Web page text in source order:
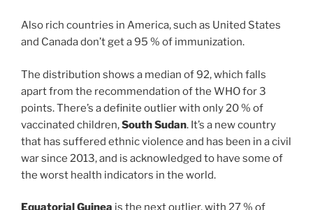
Also rich countries in America, such as United States
and Canada don’t get a 95 % of immunization.
The distribution shows a median of 92, which falls
apart from the recommendation of the WHO for 3
points. There’s a definite outlier with only 20 % of
vaccinated children,South Sudan. It’s a new country
that has suffered ethnic violence and has been in a civil
war since 2013, and is acknowledged to have some of
the worst health indicators in the world.
Equatorial Guinea is the next outlier, with 27 % of